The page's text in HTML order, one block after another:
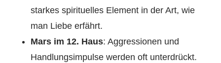
starkes spirituelles Element in der Art, wie
man Liebe erfährt.
Mars im 12. Haus: Aggressionen und
Handlungsimpulse werden oft unterdrückt.